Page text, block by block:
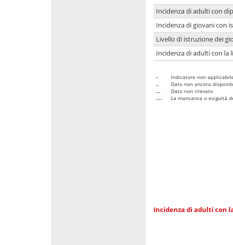
Incidenza di adulti con
Incidenza di giovani con
Livello di istruzione dei
Incidenza di adulti con la
-
Indicatore non
..
Dato non ancora
...
Dato non rilevato
....
La mancanza o esiguità
Incidenza di adulti con